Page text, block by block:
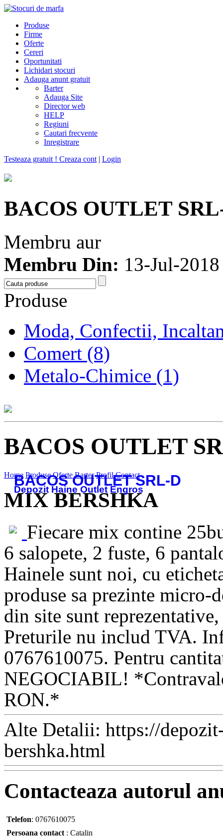
Produse
Firme
Oferte
Cereri
Oportunitati
Lichidari stocuri
Adauga anunt gratuit
Barter
Adauga Site
Director web
HELP
Regiuni
Cautari frecvente
Inregistrare
Testeaza gratuit ! Creaza cont | Login
BACOS OUTLET
Membru aur
Membru Din: 13-Jul-2018
Produse
Moda, Confectii,
Comert (8)
Metalo-Chimice (1)
BACOS OUTLET SRL-D
Depozit Haine Outlet Engros
BACOS OUTLET
Home Produse Oferte Barter Profil Contact
MIX BERSHKA
Fiecare mix contine
6 salopete, 2 fuste, 6
Hainele sunt noi, cu
produse sa prezinte micro-
din site sunt
Preturile nu includ TVA.
0767610075. Pentru
NEGOCIABIL!
RON.*
Alte Detalii: https://
bershka.html
Contacteaza autorul
Telefon: 0767610075
Persoana contact : Catalin